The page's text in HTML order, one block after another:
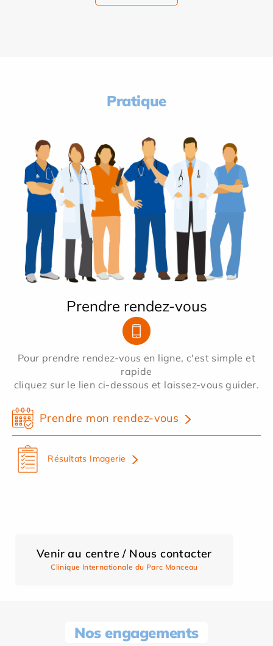
Pratique
Prendre rendez-vous
Pour prendre rendez-vous en ligne, c'est simple et
rapide
cliquez sur le lien ci-dessous et laissez-vous guider.
Prendre mon rendez-vous
Résultats Imagerie
Venir au centre / Nous contacter
Clinique Internationale du Parc Monceau
Nos engagements